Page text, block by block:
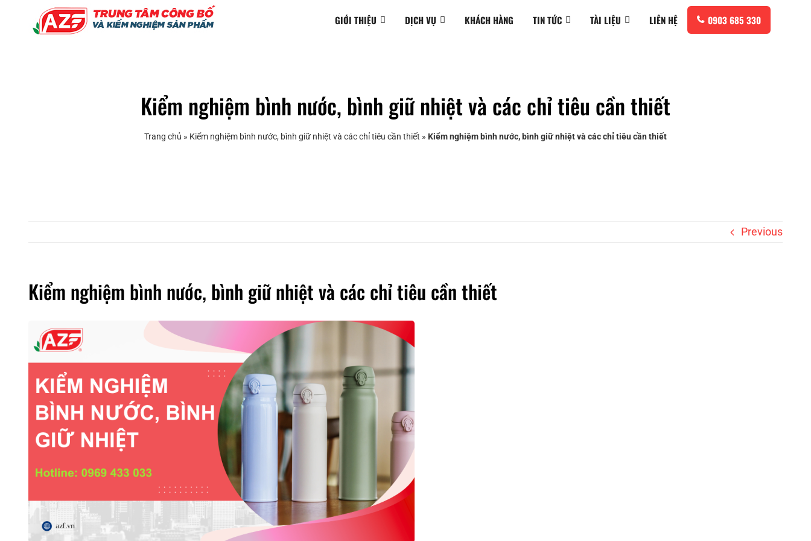
GIỚI THIỆU DỊCH VỤ KHÁCH HÀNG TIN TỨC TÀI LIỆU LIÊN HỆ 0903 685 330
Kiểm nghiệm bình nước, bình giữ nhiệt và các chỉ tiêu cần thiết
Trang chủ » Kiểm nghiệm bình nước, bình giữ nhiệt và các chỉ tiêu cần thiết » Kiểm nghiệm bình nước, bình giữ nhiệt và các chỉ tiêu cần thiết
Previous
Kiểm nghiệm bình nước, bình giữ nhiệt và các chỉ tiêu cần thiết